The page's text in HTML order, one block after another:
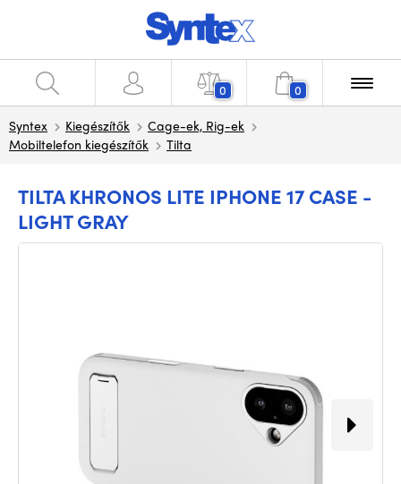
0 0
Syntex Kiegészítők
Cage-ek, Rig-ek
Mobiltelefon kiegészítők
Tilta
TILTA KHRONOS LITE IPHONE 17 CASE -
LIGHT GRAY